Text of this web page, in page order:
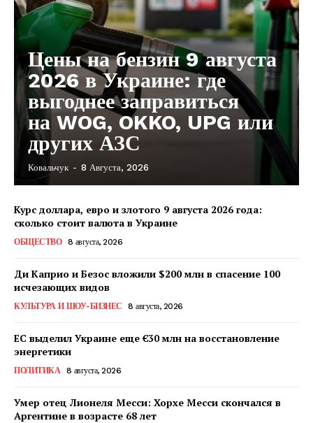
КавПолит
Цены на бензин 9 августа
2026 в Украине: где
выгоднее заправиться
на WOG, OKKO, UPG или
других АЗС
Ковальчук - 8 Августа, 2026
Курс доллара, евро и злотого 9 августа 2026 года:
сколько стоит валюта в Украине
ОБЩЕСТВО 8 августа, 2026
Ди Каприо и Безос вложили $200 млн в спасение 100
исчезающих видов
КУЛЬТУРА И ШОУ-БИЗНЕС 8 августа, 2026
ЕС выделил Украине еще €30 млн на восстановление
энергетики
ПОЛИТИКА 8 августа, 2026
Умер отец Лионеля Месси: Хорхе Месси скончался в
Аргентине в возрасте 68 лет